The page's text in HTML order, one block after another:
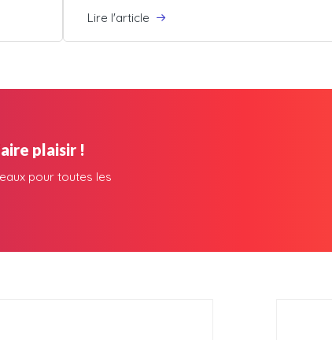
Lire l'article
plaisir !
pour toutes les